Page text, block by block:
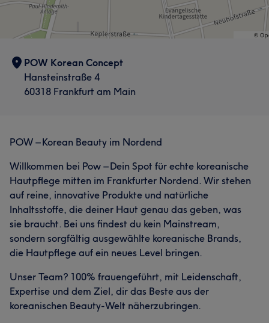
Was unsere Kunden über Dounia/Dima sagen
Professionell Kompetent 20 Sympathisch
Talentiert 15
Gesicht
Portfolio
Was unsere Kunden über Marcia sagen
POW Korean Concept
Hansteinstraße 4
60318 Frankfurt am Main
POW – Korean Beauty im Nordend
Willkommen bei Pow – Dein Spot für echte koreanische
Hautpflege mitten im Frankfurter Nordend. Wir stehen
auf reine, innovative Produkte und natürliche
Inhaltsstoffe, die deiner Haut genau das geben, was
sie braucht. Bei uns findest du kein Mainstream,
sondern sorgfältig ausgewählte koreanische Brands,
die Hautpflege auf ein neues Level bringen.
Unser Team? 100% frauengeführt, mit Leidenschaft,
Expertise und dem Ziel, dir das Beste aus der
koreanischen Beauty-Welt näherzubringen.